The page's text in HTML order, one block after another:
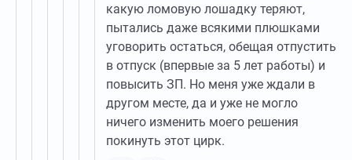
какую ломовую лошадку теряют,
пытались даже всякими плюшками
уговорить остаться, обещая отпустить
в отпуск (впервые за 5 лет работы) и
повысить ЗП. Но меня уже ждали в
другом месте, да и уже не могло
ничего изменить моего решения
покинуть этот цирк.